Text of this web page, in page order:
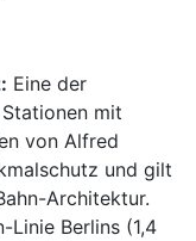
Eine der
mit
von Alfred
und gilt
Architektur.
Linie Berlins (1,4